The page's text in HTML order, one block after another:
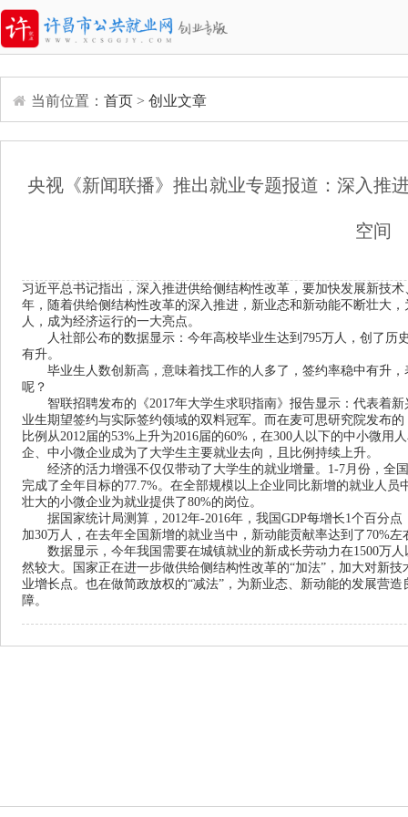
当前位置： 首页 > 创业文章
央视《新闻联播》推出就业专题报道：深入推
空间
习近平总书记指出，深入推进供给侧结构性改革，要加快发展新技
年，随着供给侧结构性改革的深入推进，新业态和新动能不断壮大
人，成为经济运行的一大亮点。
人社部公布的数据显示：今年高校毕业生达到795万人，创了历
有升。
毕业生人数创新高，意味着找工作的人多了，签约率稳中有升，
呢？
智联招聘发布的《2017年大学生求职指南》报告显示：代表着新
业生期望签约与实际签约领域的双料冠军。而在麦可思研究院发布
比例从2012届的53%上升为2016届的60%，在300人以下的中小微用
企、中小微企业成为了大学生主要就业去向，且比例持续上升。
经济的活力增强不仅仅带动了大学生的就业增量。1-7月份，全
完成了全年目标的77.7%。在全部规模以上企业同比新增的就业人
壮大的小微企业为就业提供了80%的岗位。
据国家统计局测算，2012年-2016年，我国GDP每增长1个百分点
加30万人，在去年全国新增的就业当中，新动能贡献率达到了70%左
数据显示，今年我国需要在城镇就业的新成长劳动力在1500万人
然较大。国家正在进一步做供给侧结构性改革的“加法”，加大对新
业增长点。也在做简政放权的“减法”，为新业态、新动能的发展营
障。